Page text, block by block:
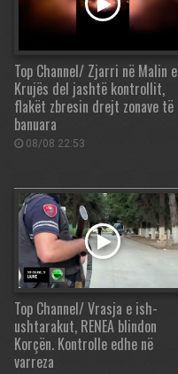
Top Channel/ Zjarri në Malin e
Krujës del jashtë kontrollit,
flakët zbresin drejt zonave të
banuara
08/08 22:53
Top Channel/ Vrasja e ish-
ushtarakut, RENEA blindon
Korçën. Kontrolle edhe në
varreza